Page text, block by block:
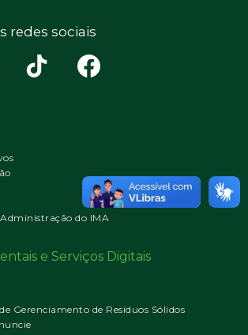
redes sociais
Administração do IMA
e Serviços Digitais
Gerenciamento de Resíduos Sólidos